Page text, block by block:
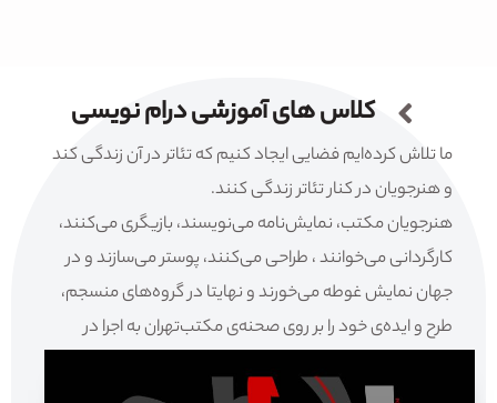
کلاس های آموزشی درام نویسی
ما تلاش کرده‌ایم فضایی ایجاد کنیم که تئاتر در آن زندگی کند
و هنرجویان در کنار تئاتر زندگی کنند.
هنرجویان مکتب، نمایش‌نامه می‌نویسند، بازیگری می‌کنند،
کارگردانی می‌خوانند ، طراحی می‌کنند، پوستر می‌سازند و در
جهان نمایش غوطه می‌خورند و نهایتا در گروه‌های منسجم،
طرح و ایده‌ی خود را بر روی صحنه‌ی مکتب‌تهران به اجرا در